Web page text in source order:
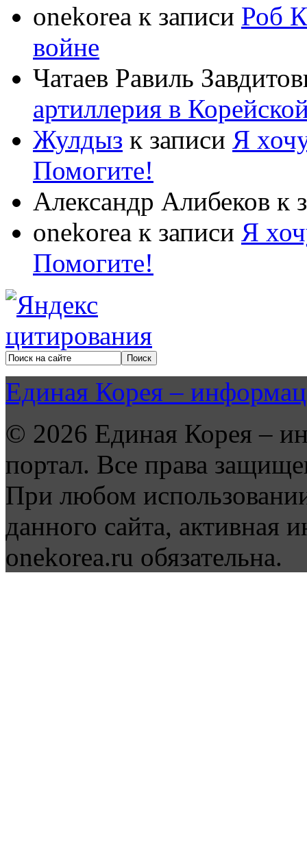
onekorea к записи Роб
войне
Чатаев Равиль
артиллерия в
Жулдыз к записи Я
Помогите!
Александр Алибеков к
onekorea к записи Я
Помогите!
Единая Корея –
© 2026 Единая Корея –
портал. Все права
При любом
данного сайта, активная
onekorea.ru обязательна.